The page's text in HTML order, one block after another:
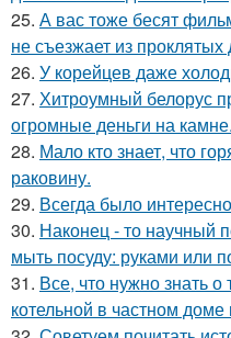
25. А вас тоже бесят
не съезжает из
26. У корейцев даже
27. Хитроумный белорус
огромные деньги на камне.
28. Мало кто знает, что
раковину.
29. Всегда было
30. Наконец - то научный
мыть посуду: руками или
31. Все, что нужно знать о
котельной в частном доме